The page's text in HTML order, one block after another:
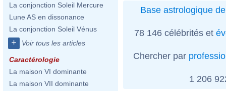
La conjonction Soleil Mercure
Lune AS en dissonance
La conjonction Soleil Vénus
+ Voir tous les articles
Caractérologie
La maison VI dominante
La maison VII dominante
Base astrologique
78 146 célébrités et
Chercher par
1 206